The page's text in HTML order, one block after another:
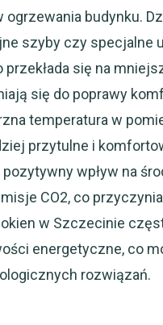
budynku.
szyby czy specjalne
się na
się do poprawy
temperatura w
przytulne i
wpływ na
CO2, co
w Szczecinie
energetyczne, co
rozwiązań.